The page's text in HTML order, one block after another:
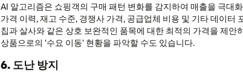
AI 알고리즘은 쇼핑객의 구매 패턴 변화를 감지하여 매출을 극대
가격 이력, 재고 수준, 경쟁사 가격, 공급업체 비용 및 기타 데이
칩과 살사와 같은 상호 보완적인 품목에 대한 최적의 가격을 제
상품으로의 '수요 이동' 현황을 파악할 수도 있습니다.
6. 도난 방지